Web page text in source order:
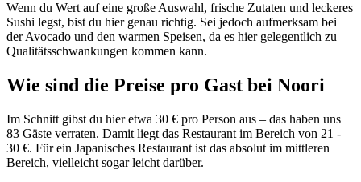
Wenn du Wert auf eine große Auswahl, frische Zutaten und leckeres
Sushi legst, bist du hier genau richtig. Sei jedoch aufmerksam bei
der Avocado und den warmen Speisen, da es hier gelegentlich zu
Qualitätsschwankungen kommen kann.
Wie sind die Preise pro Gast bei Noori
Im Schnitt gibst du hier etwa 30 € pro Person aus – das haben uns
83 Gäste verraten. Damit liegt das Restaurant im Bereich von 21 -
30 €. Für ein Japanisches Restaurant ist das absolut im mittleren
Bereich, vielleicht sogar leicht darüber.